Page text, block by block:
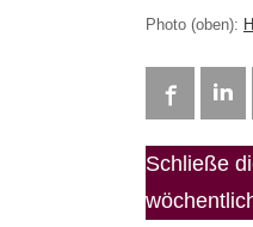
Photo (oben):
Facebook
Schließe